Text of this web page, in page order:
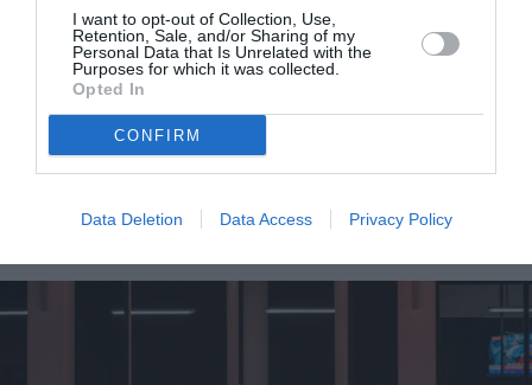
I want to opt-out of Collection, Use,
Retention, Sale, and/or Sharing of my
Personal Data that Is Unrelated with the
Purposes for which it was collected.
Opted In
CONFIRM
Data Deletion Data Access Privacy Policy
Δημήτρης Καπουράνης: Οι ακραίες καταστάσεις
ανοίγουν ένα πεδίο για να μιλήσουμε για την
ανθρώπινη συμπεριφορά